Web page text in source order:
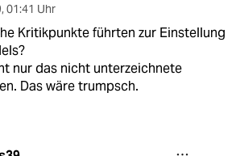
, 01:41 Uhr
Kritikpunkte führten zur Einstellung
nur das nicht unterzeichnete
Das wäre trumpsch.